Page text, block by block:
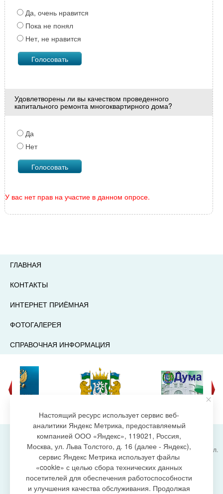
Да, очень нравится
Пока не понял
Нет, не нравится
Удовлетворены ли вы качеством проведенного
капитального ремонта многоквартирного дома?
Да
Нет
У вас нет прав на участие в данном опросе.
ГЛАВНАЯ
КОНТАКТЫ
ИНТЕРНЕТ ПРИЁМНАЯ
ФОТОГАЛЕРЕЯ
СПРАВОЧНАЯ ИНФОРМАЦИЯ
создание сайта
Администрация городского поселения Излучинск, ул.
Энергетиков, 6, пгт. Излучинск, Нижневартовский
район,
Ханты-Мансийский автономный округ-Югра
(Тюменская область), 628634
Сетевое изданиеhttps://www.gp-izluchinsk.ru
Настоящий ресурс использует сервис веб-
аналитики Яндекс Метрика, предоставляемый
компанией ООО «Яндекс», 119021, Россия,
Москва, ул. Льва Толстого, д. 16 (далее - Яндекс),
сервис Яндекс Метрика использует файлы
«cookie» с целью сбора технических данных
посетителей для обеспечения работоспособности
и улучшения качества обслуживания. Продолжая